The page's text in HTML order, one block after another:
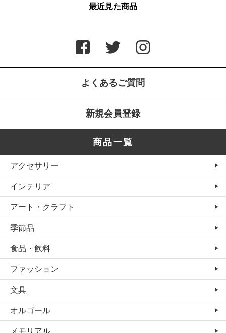
最近見た商品
よくあるご質問
新規会員登録
商品一覧
アクセサリー
インテリア
アート・クラフト
季節品
食品・飲料
ファッション
文具
オルゴール
メモリアル